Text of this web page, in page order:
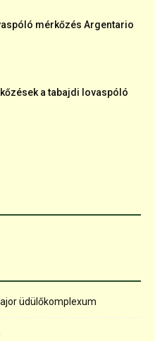
mérkőzés Argentario
a tabajdi lovaspóló
üdülőkomplexum